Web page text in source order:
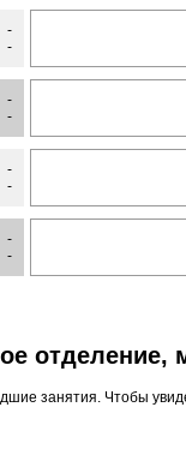
-
-
-
-
-
-
-
-
отделение,
занятия. Чтобы